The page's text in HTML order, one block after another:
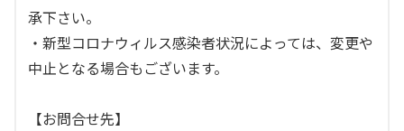
承下さい。
・新型コロナウィルス感染者状況によっては、変更や
中止となる場合もございます。
【お問合せ先】